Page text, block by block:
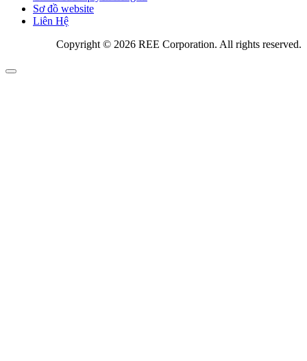
Sơ đồ website
Liên Hệ
Copyright © 2026 REE Corporation. All rights reserved.